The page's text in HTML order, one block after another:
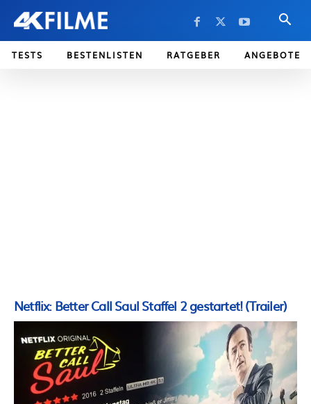
TESTS BESTENLISTEN RATGEBER ANGEBOTE
Netflix: Better Call Saul Staffel 2 gestartet! (Trailer)